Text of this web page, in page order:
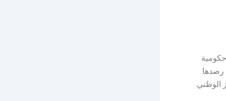
رصدها
المركز الوطني